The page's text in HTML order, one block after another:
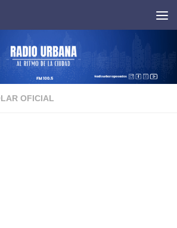
OFICIAL